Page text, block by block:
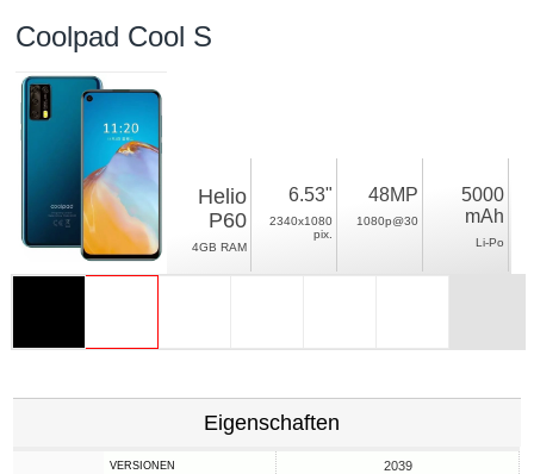
Coolpad Cool S
Helio
P60
4GB RAM
6.53"
2340x1080
pix.
48MP
1080p@30
5000
mAh
Li-Po
Eigenschaften
VERSIONEN 2039